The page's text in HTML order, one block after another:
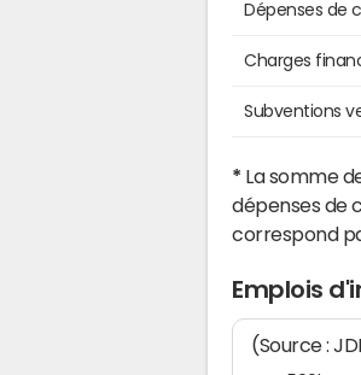
Dépenses de
Charges
Subventions
* La somme
dépenses de
correspond
Emplois
(Source :